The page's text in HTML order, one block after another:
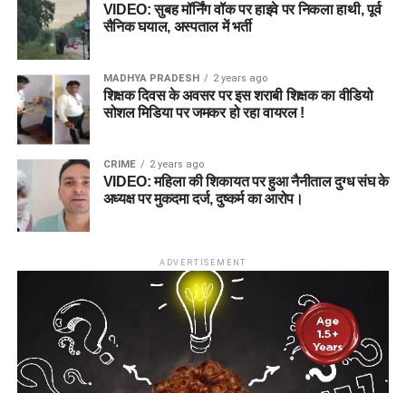
VIDEO: सुबह मॉर्निंग वॉक पर हाइवे पर निकला हाथी, पूर्व
सैनिक घयाल, अस्पताल में भर्ती
MADHYA PRADESH 2 years ago
शिक्षक दिवस के अवसर पर इस शराबी शिक्षक का वीडियो
सोशल मिडिया पर जमकर हो रहा वायरल !
CRIME 2 years ago
VIDEO: महिला की शिकायत पर हुआ नैनीताल दुग्ध संघ के
अध्यक्ष पर मुकदमा दर्ज, दुष्कर्म का आरोप।
ADVERTISEMENT